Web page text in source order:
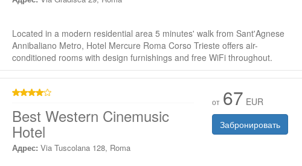
Located in a modern residential area 5 minutes' walk from Sant'Agnese
Annibaliano Metro, Hotel Mercure Roma Corso Trieste offers air-
conditioned rooms with design furnishings and free WiFi throughout.
Best Western Cinemusic
Hotel
Адрес: Via Tuscolana 128, Roma
от 67 EUR
Забронировать